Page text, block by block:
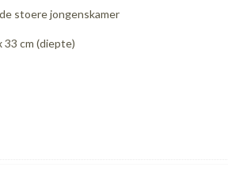
stoere jongenskamer
33 cm (diepte)